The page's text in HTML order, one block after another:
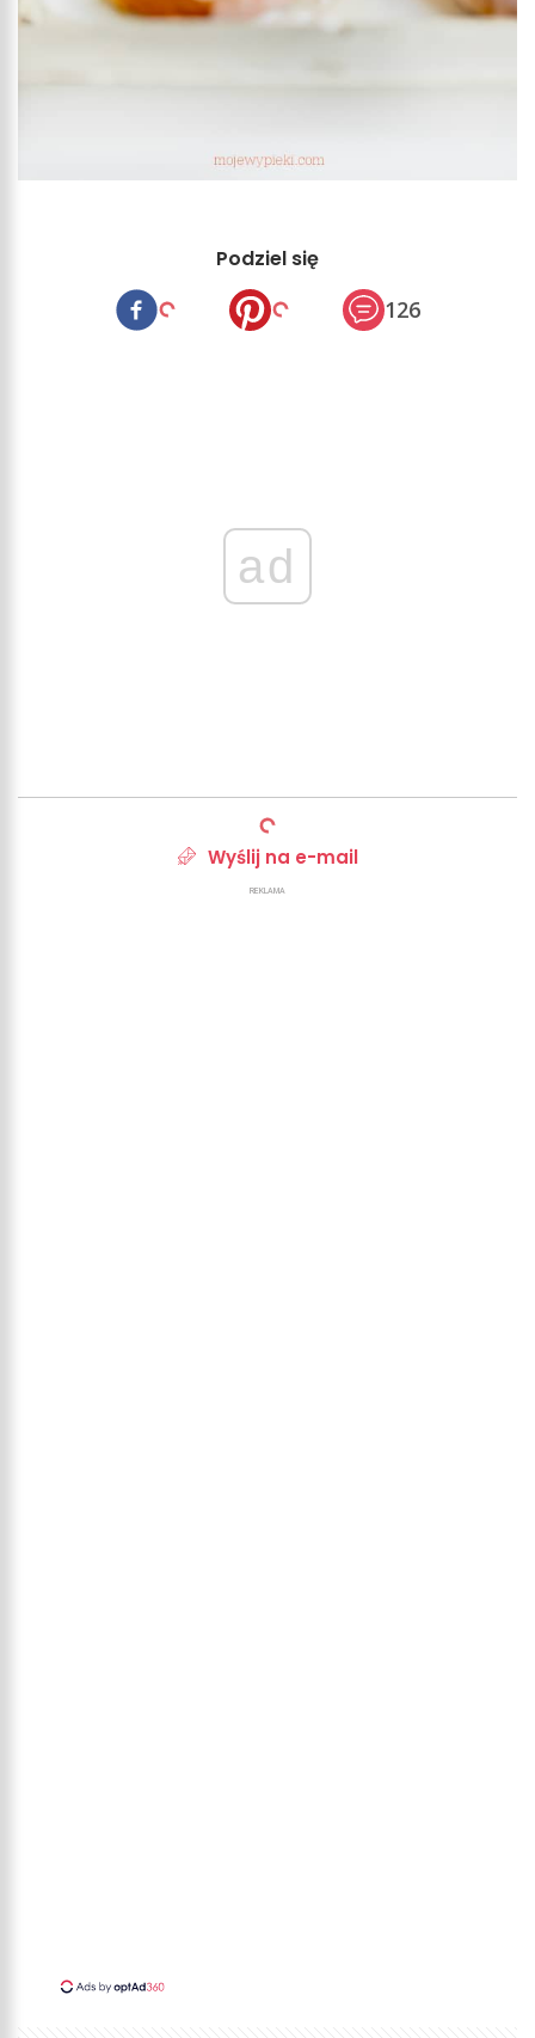
Podziel się
126
ad
Wyślij na e-mail
REKLAMA